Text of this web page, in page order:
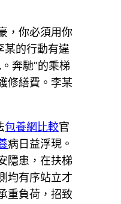
，你必須用你
某的行動有違
奔馳”的乘梯
修繕費。李某
包養網比較官
病日益浮現。
隱患，在扶梯
均有序站立才
重負荷，招致